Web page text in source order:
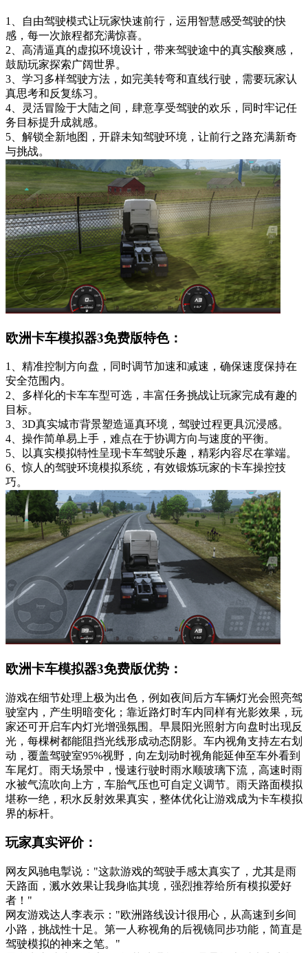
1、自由驾驶模式让玩家快速前行，运用智慧感受驾驶的快
感，每一次旅程都充满惊喜。
2、高清逼真的虚拟环境设计，带来驾驶途中的真实酸爽感，
鼓励玩家探索广阔世界。
3、学习多样驾驶方法，如完美转弯和直线行驶，需要玩家认
真思考和反复练习。
4、灵活冒险于大陆之间，肆意享受驾驶的欢乐，同时牢记任
务目标提升成就感。
5、解锁全新地图，开辟未知驾驶环境，让前行之路充满新奇
与挑战。
欧洲卡车模拟器3免费版特色：
1、精准控制方向盘，同时调节加速和减速，确保速度保持在
安全范围内。
2、多样化的卡车车型可选，丰富任务挑战让玩家完成有趣的
目标。
3、3D真实城市背景塑造逼真环境，驾驶过程更具沉浸感。
4、操作简单易上手，难点在于协调方向与速度的平衡。
5、以真实模拟特性呈现卡车驾驶乐趣，精彩内容尽在掌端。
6、惊人的驾驶环境模拟系统，有效锻炼玩家的卡车操控技
巧。
欧洲卡车模拟器3免费版优势：
游戏在细节处理上极为出色，例如夜间后方车辆灯光会照亮驾
驶室内，产生明暗变化；靠近路灯时车内同样有光影效果，玩
家还可开启车内灯光增强氛围。早晨阳光照射方向盘时出现反
光，每棵树都能阻挡光线形成动态阴影。车内视角支持左右划
动，覆盖驾驶室95%视野，向左划动时视角能延伸至车外看到
车尾灯。雨天场景中，慢速行驶时雨水顺玻璃下流，高速时雨
水被气流吹向上方，车胎气压也可自定义调节。雨天路面模拟
堪称一绝，积水反射效果真实，整体优化让游戏成为卡车模拟
界的标杆。
玩家真实评价：
网友风驰电掣说："这款游戏的驾驶手感太真实了，尤其是雨
天路面，溅水效果让我身临其境，强烈推荐给所有模拟爱好
者！"
网友游戏达人李表示："欧洲路线设计很用心，从高速到乡间
小路，挑战性十足。第一人称视角的后视镜同步功能，简直是
驾驶模拟的神来之笔。"